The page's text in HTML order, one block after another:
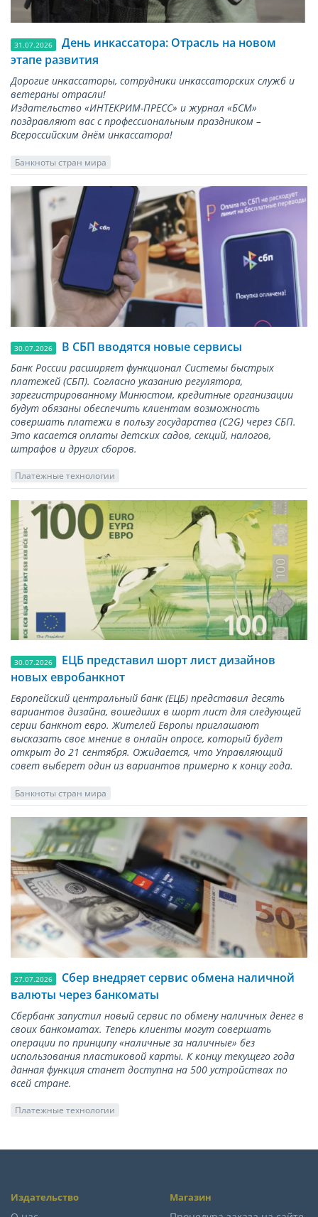
31.07.2026
День инкассатора: Отрасль на новом
этапе развития
Дорогие инкассаторы, сотрудники инкассаторских служб и
ветераны отрасли!
Издательство «ИНТЕКРИМ-ПРЕСС» и журнал «БСМ»
поздравляют вас с профессиональным праздником –
Всероссийским днём инкассатора!
Банкноты стран мира
30.07.2026 В СБП вводятся новые сервисы
Банк России расширяет функционал Системы быстрых
платежей (СБП). Согласно указанию регулятора,
зарегистрированному Минюстом, кредитные организации
будут обязаны обеспечить клиентам возможность
совершать платежи в пользу государства (С2G) через СБП.
Это касается оплаты детских садов, секций, налогов,
штрафов и других сборов.
Платежные технологии
30.07.2026
ЕЦБ представил шорт лист дизайнов
новых евробанкнот
Европейский центральный банк (ЕЦБ) представил десять
вариантов дизайна, вошедших в шорт лист для следующей
серии банкнот евро. Жителей Европы приглашают
высказать свое мнение в онлайн опросе, который будет
открыт до 21 сентября. Ожидается, что Управляющий
совет выберет один из вариантов примерно к концу года.
Банкноты стран мира
27.07.2026
Сбер внедряет сервис обмена наличной
валюты через банкоматы
Сбербанк запустил новый сервис по обмену наличных денег в
своих банкоматах. Теперь клиенты могут совершать
операции по принципу «наличные за наличные» без
использования пластиковой карты. К концу текущего года
данная функция станет доступна на 500 устройствах по
всей стране.
Платежные технологии
Издательство Магазин